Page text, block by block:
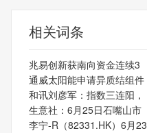
相关词条
兆易创新获南向资金连续3
通威太阳能申请异质结组件
和讯刘彦军：指数三连阳，
生意社：6月25日石嘴山市
李宁-R（82331.HK）6月23